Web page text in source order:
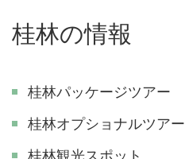
桂林の情報
桂林パッケージツアー
桂林オプショナルツアー